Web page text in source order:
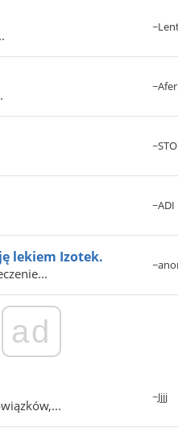
~ADI
lekiem Izotek.
ad
~Jjjj